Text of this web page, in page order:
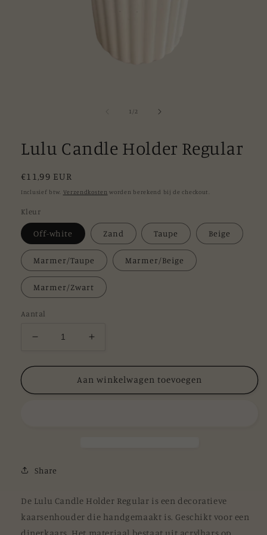
1 /van
2
Lulu Candle Holder Regular
Normale
prijs
€11,99 EUR
Inclusief btw. Verzendkosten worden berekend bij de checkout.
Kleur
Off-white Zand Taupe Beige
Marmer/Taupe Marmer/Beige
Marmer/Zwart
Aantal
Aantal
voor
Candle
Aantal
voor
Lulu
Candle
Aan winkelwagen toevoegen
Share
De Lulu Candle Holder Regular is een decoratieve
kaarsenhouder die handgemaakt is. Geschikt voor een